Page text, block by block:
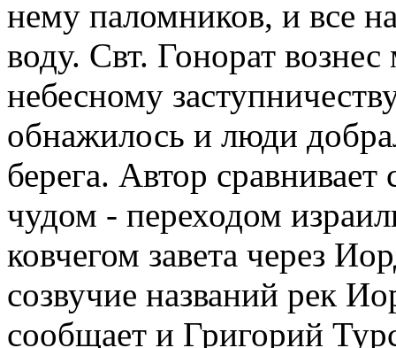
нему паломников, и все
воду. Свт. Гонорат
небесному
обнажилось и люди
берега. Автор
чудом - переходом
ковчегом завета через
созвучие названий рек
сообщает и Григорий